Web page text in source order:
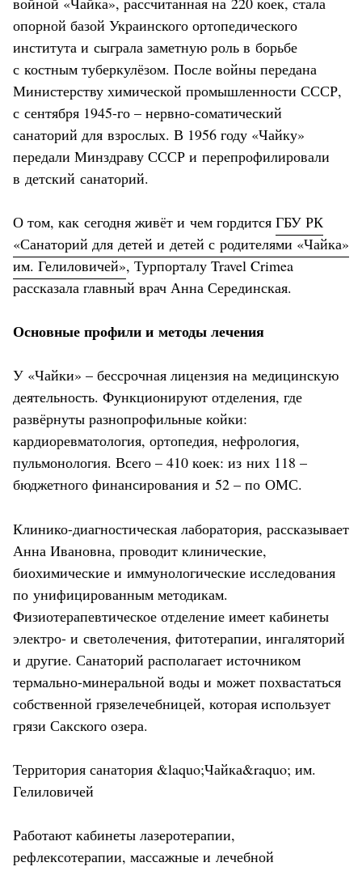
опорной базой Украинского ортопедического
института и сыграла заметную роль в борьбе
с костным туберкулёзом. После войны передана
Министерству химической промышленности СССР,
с сентября 1945-го – нервно-соматический
санаторий для взрослых. В 1956 году «Чайку»
передали Минздраву СССР и перепрофилировали
в детский санаторий.
О том, как сегодня живёт и чем гордится ГБУ РК
«Санаторий для детей и детей с родителями «Чайка»
им. Гелиловичей», Турпорталу Travel Crimea
рассказала главный врач Анна Серединская.
Основные профили и методы лечения
У «Чайки» – бессрочная лицензия на медицинскую
деятельность. Функционируют отделения, где
развёрнуты разнопрофильные койки:
кардиоревматология, ортопедия, нефрология,
пульмонология. Всего – 410 коек: из них 118 –
бюджетного финансирования и 52 – по ОМС.
Клинико-диагностическая лаборатория, рассказывает
Анна Ивановна, проводит клинические,
биохимические и иммунологические исследования
по унифицированным методикам.
Физиотерапевтическое отделение имеет кабинеты
электро- и светолечения, фитотерапии, ингаляторий
и другие. Санаторий располагает источником
термально-минеральной воды и может похвастаться
собственной грязелечебницей, которая использует
грязи Сакского озера.
Территория санатория &laquo;Чайка&raquo; им.
Гелиловичей
Работают кабинеты лазеротерапии,
рефлексотерапии, массажные и лечебной